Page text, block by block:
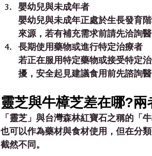
嬰幼兒與未成年者
嬰幼兒與未成年正處於生長發育
來源，若有補充需求前請先洽詢醫
長期使用藥物或進行特定治療者
若正在服用特定藥物或接受特定
擾，安全起見建議食用前先諮詢醫
靈芝與牛樟芝差在哪?兩
「靈芝」與台灣森林紅寶石之稱的「
也可以作為藥材與食材使用，但在分
截然不同。